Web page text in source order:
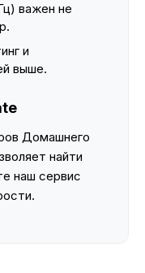
важен не
и
выше.
Домашнего
найти
наш сервис